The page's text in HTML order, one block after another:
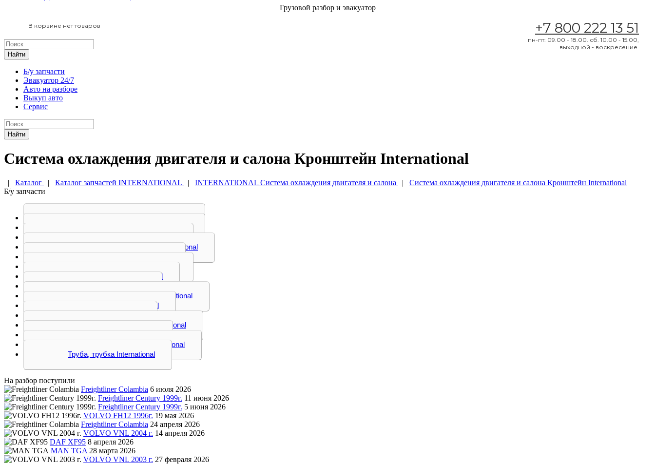
Грузовой разбор и эвакуатор
+7 800 222 13 51
пн-пт: 09.00 - 18.00. сб. 10.00 - 15.00,
выходной - воскресение.
В корзине нет товаров
Найти
Б/у запчасти
Эвакуатор 24/7
Авто на разборе
Выкуп авто
Сервис
Найти
Система охлаждения двигателя и салона Кронштейн International
| Каталог | Каталог запчастей INTERNATIONAL | INTERNATIONAL Система охлаждения двигателя и салона | Система охлаждения двигателя и салона Кронштейн International
Б/у запчасти
Компрессор кондиционера International
Корпус фильтра International
Крыльчатка вентилятора International
Насос водяной International
Площадка охлаждения International
Радиатор интеркулера International
Труба, трубка International
На разбор поступили
Freightliner Colambia 6 июля 2026
Freightliner Century 1999г. 11 июня 2026
Freightliner Century 1999г. 5 июня 2026
VOLVO FH12 1996г. 19 мая 2026
Freightliner Colambia 24 апреля 2026
VOLVO VNL 2004 г. 14 апреля 2026
DAF XF95 8 апреля 2026
MAN TGA 28 марта 2026
VOLVO VNL 2003 г. 27 февраля 2026